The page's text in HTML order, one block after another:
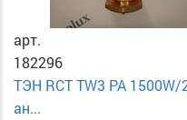
арт.
182296
ТЭН RСT TW3 PA
ан...